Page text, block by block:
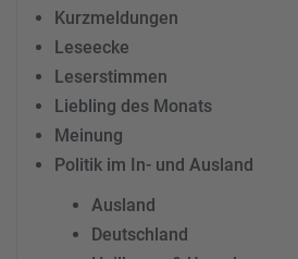
Kurzmeldungen
Leseecke
Leserstimmen
Liebling des Monats
Meinung
Politik im In- und Ausland
Ausland
Deutschland